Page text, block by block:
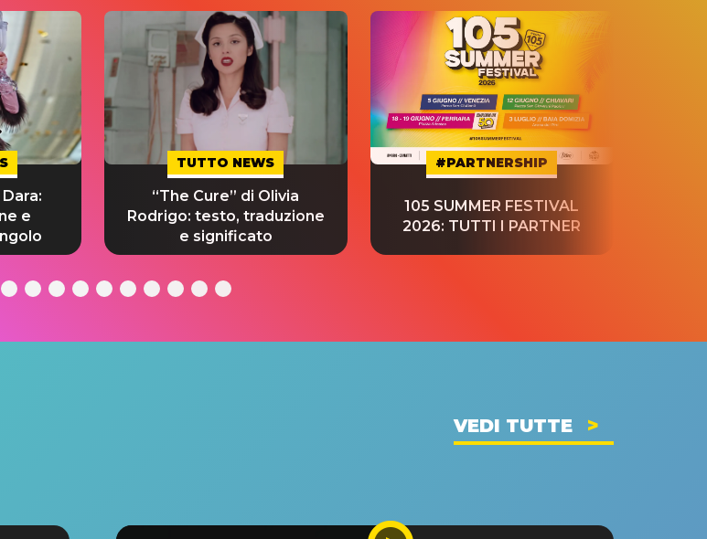
e
TUTTO NEWS
“The Cure” di Olivia
Rodrigo: testo, traduzione
e significato
#PARTNERSHIP
105 SUMMER FESTIVAL
2026: TUTTI I PARTNER
VEDI TUTTE